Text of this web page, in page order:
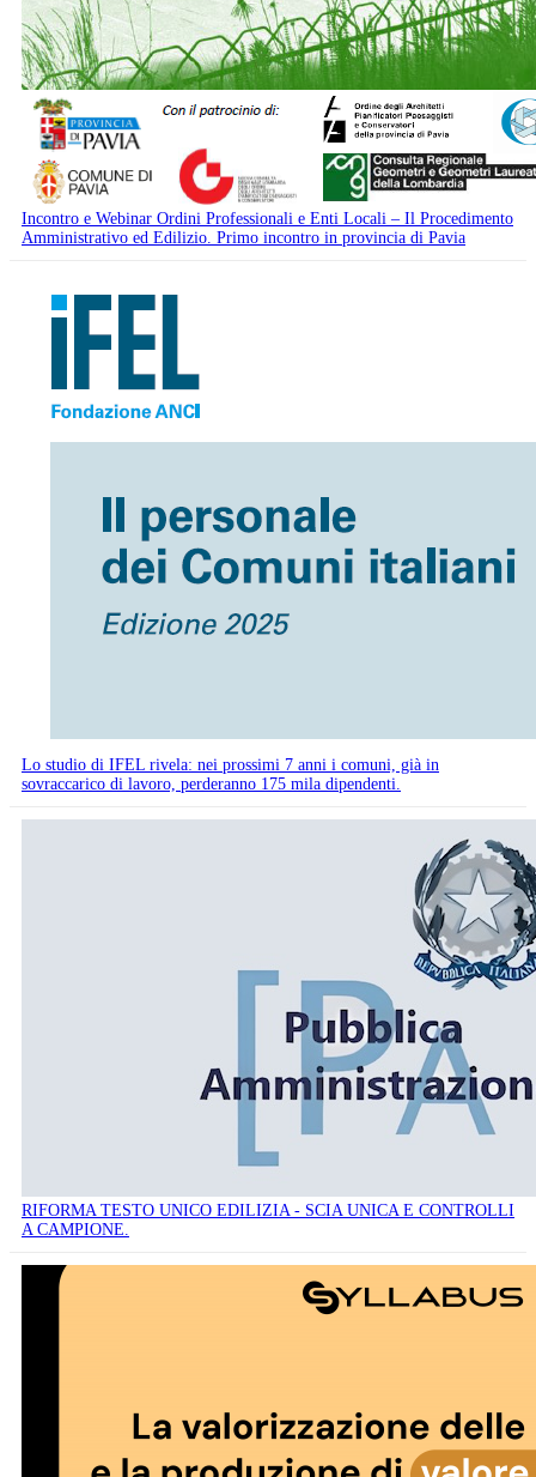
Incontro e Webinar Ordini Professionali e Enti Locali – Il Procedimento
Amministrativo ed Edilizio. Primo incontro in provincia di Pavia
Lo studio di IFEL rivela: nei prossimi 7 anni i comuni, già in
sovraccarico di lavoro, perderanno 175 mila dipendenti.
RIFORMA TESTO UNICO EDILIZIA - SCIA UNICA E CONTROLLI
A CAMPIONE.